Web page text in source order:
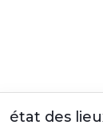
état des